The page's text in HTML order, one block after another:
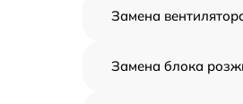
Замена
Замена блока